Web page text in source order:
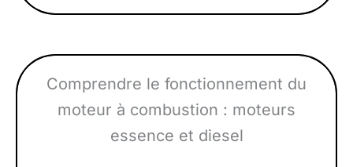
Comprendre le fonctionnement du
moteur à combustion : moteurs
essence et diesel